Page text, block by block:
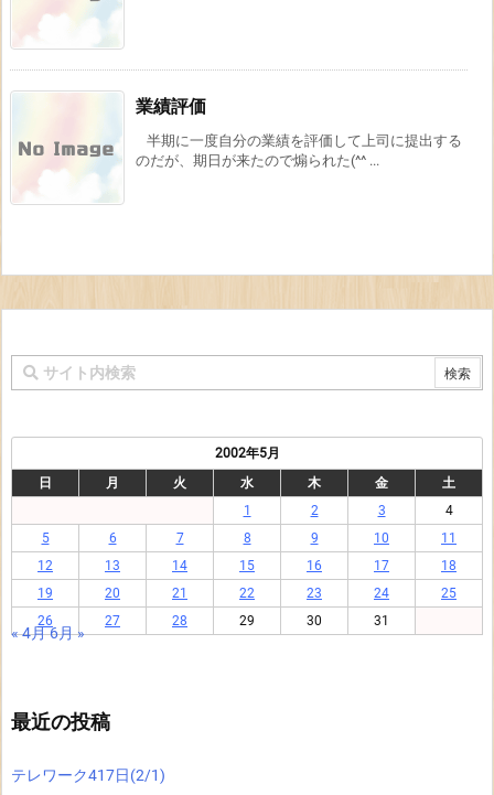
業績評価
半期に一度自分の業績を評価して上司に提出する
のだが、期日が来たので煽られた(^^ ...
2002年5月
日
月 火 水 木 金
土
1
2 3
4
5
6 7 8 9 10
11
12
13 14 15 16 17
18
19
20 21 22 23 24
25
26
27 28 29 30 31
« 4月6月 »
最近の投稿
テレワーク417日(2/1)